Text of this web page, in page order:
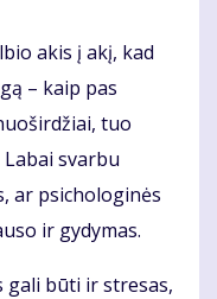
akis į akį, kad
– kaip pas
tuo
svarbu
ar psichologinės
ir gydymas.
gali būti ir stresas,